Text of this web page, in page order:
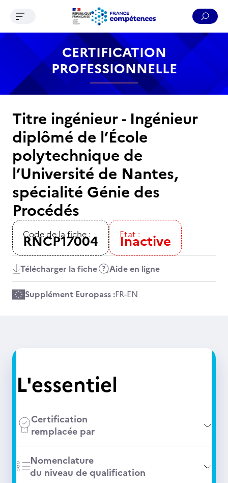
Contenu Recherche Menu Pied de page
Ouvrir le menu de navigation
CERTIFICATION
PROFESSIONNELLE
Titre ingénieur - Ingénieur
diplômé de l’École
polytechnique de
l’Université de Nantes,
spécialité Génie des
Procédés
Code de la fiche :
RNCP17004 Etat :
Inactive
Télécharger la fiche Aide en ligne
Supplément Europass :FR-EN
L'essentiel
Certification
remplacée par
Nomenclature
du niveau de qualification